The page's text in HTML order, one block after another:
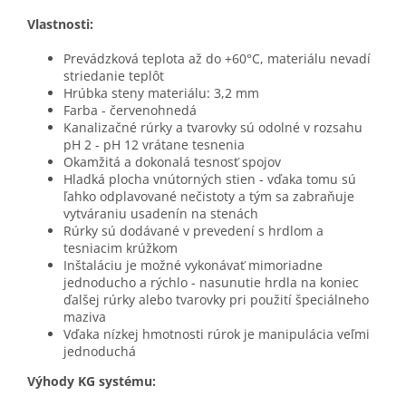
Vlastnosti:
Prevádzková teplota až do +60°C, materiálu nevadí
striedanie teplôt
Hrúbka steny materiálu: 3,2 mm
Farba - červenohnedá
Kanalizačné rúrky a tvarovky sú odolné v rozsahu
pH 2 - pH 12 vrátane tesnenia
Okamžitá a dokonalá tesnosť spojov
Hladká plocha vnútorných stien - vďaka tomu sú
ľahko odplavované nečistoty a tým sa zabraňuje
vytváraniu usadenín na stenách
Rúrky sú dodávané v prevedení s hrdlom a
tesniacim krúžkom
Inštaláciu je možné vykonávať mimoriadne
jednoducho a rýchlo - nasunutie hrdla na koniec
ďalšej rúrky alebo tvarovky pri použití špeciálneho
maziva
Vďaka nízkej hmotnosti rúrok je manipulácia veľmi
jednoduchá
Výhody KG systému: